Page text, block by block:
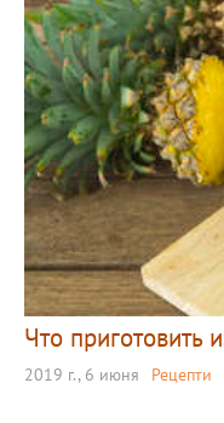
Что приготовить
2019 г., 6 июня Рецепти